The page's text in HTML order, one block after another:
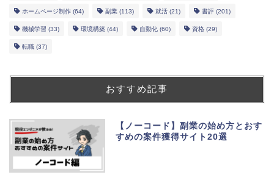
ホームページ制作 (64) 副業 (113) 就活 (21) 書評 (201)
機械学習 (33) 環境構築 (44) 自動化 (60) 資格 (29)
転職 (37)
おすすめ記事
【ノーコード】副業の始め方とおす
すめの案件獲得サイト20選